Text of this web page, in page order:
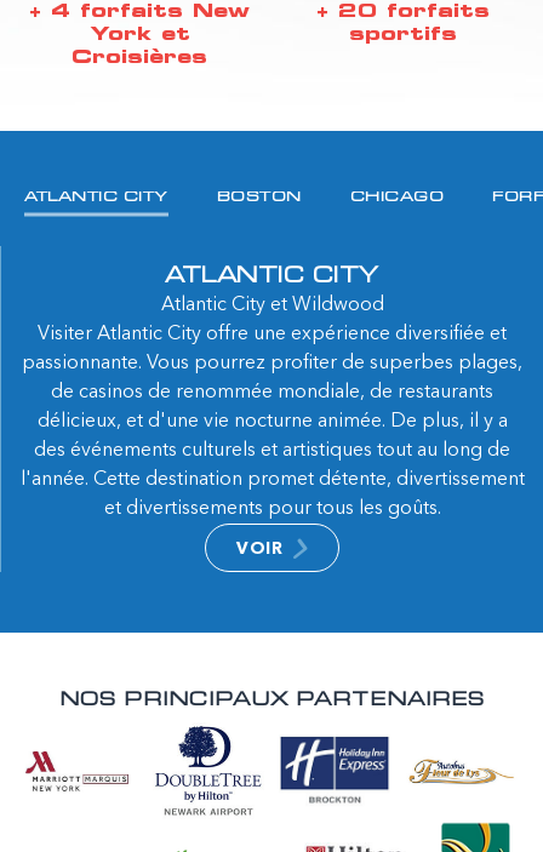
+ 4 forfaits New
York et
Croisières
+ 20 forfaits
sportifs
ATLANTIC CITY BOSTON CHICAGO
ATLANTIC CITY
Atlantic City et Wildwood
Visiter Atlantic City offre une expérience diversifiée et
passionnante. Vous pourrez profiter de superbes plages,
de casinos de renommée mondiale, de restaurants
délicieux, et d'une vie nocturne animée. De plus, il y a
des événements culturels et artistiques tout au long de
l'année. Cette destination promet détente, divertissement
et divertissements pour tous les goûts.
VOIR
NOS PRINCIPAUX PARTENAIRES